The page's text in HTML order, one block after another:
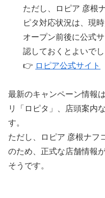
ただし、ロピア 彦根
ピタ対応状況は、現
オープン前後に公式
認しておくとよいでし
👉 ロピア公式サイト
最新のキャンペーン情報
リ「ロピタ」、店頭案内
す。
ただし、ロピア 彦根ナフ
のため、正式な店舗情報
そうです。